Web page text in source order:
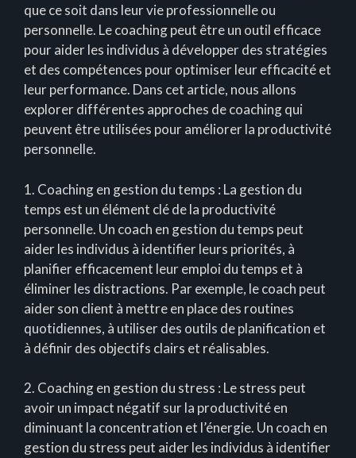
que ce soit dans leur vie professionnelle ou
personnelle. Le coaching peut être un outil efficace
pour aider les individus à développer des stratégies
et des compétences pour optimiser leur efficacité et
leur performance. Dans cet article, nous allons
explorer différentes approches de coaching qui
peuvent être utilisées pour améliorer la productivité
personnelle.
1. Coaching en gestion du temps : La gestion du
temps est un élément clé de la productivité
personnelle. Un coach en gestion du temps peut
aider les individus à identifier leurs priorités, à
planifier efficacement leur emploi du temps et à
éliminer les distractions. Par exemple, le coach peut
aider son client à mettre en place des routines
quotidiennes, à utiliser des outils de planification et
à définir des objectifs clairs et réalisables.
2. Coaching en gestion du stress : Le stress peut
avoir un impact négatif sur la productivité en
diminuant la concentration et l’énergie. Un coach en
gestion du stress peut aider les individus à identifier